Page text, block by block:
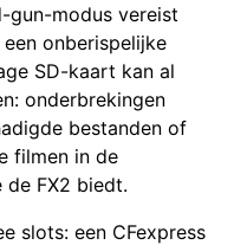
gun-modus vereist
onberispelijke
SD-kaart kan al
onderbrekingen
bestanden of
filmen in de
FX2 biedt.
slots: een CFexpress